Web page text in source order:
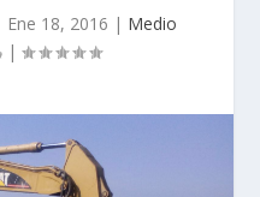
Ene 18, 2016 | Medio
|